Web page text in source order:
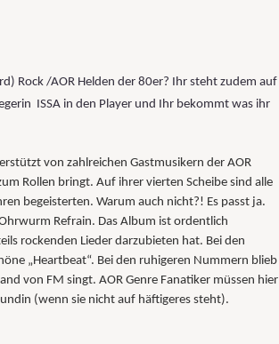
Rock /AOR Helden der 80er? Ihr steht zudem auf
ISSA in den Player und Ihr bekommt was ihr
von zahlreichen Gastmusikern der AOR
Rollen bringt. Auf ihrer vierten Scheibe sind alle
begeisterten. Warum auch nicht?! Es passt ja.
Refrain. Das Album ist ordentlich
rockenden Lieder darzubieten hat. Bei den
„Heartbeat“. Bei den ruhigeren Nummern blieb
von FM singt. AOR Genre Fanatiker müssen hier
(wenn sie nicht auf häftigeres steht).